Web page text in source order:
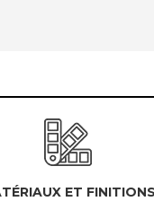
ET FINITIONS